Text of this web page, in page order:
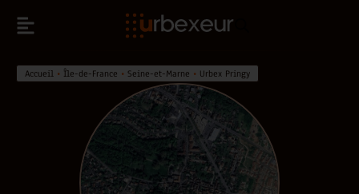
Accueil • Île-de-France • Seine-et-Marne • Urbex Pringy